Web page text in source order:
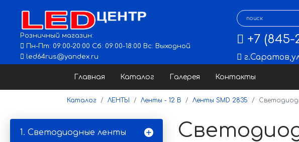
Розничный магазин:
Пн-Пт: 09:00-20:00 Сб: 09:00-18:00 Вс: Выходной
led64rus@yandex.ru
+7 (845-
г.Саратов,
Главная Каталог Галерея Контакты
Каталог ЛЕНТЫ Ленты - 12 В Ленты SMD 2835
1. Светодиодные ленты